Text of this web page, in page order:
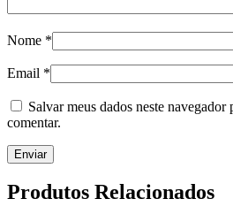
Nome *
Email *
Salvar meus dados neste
comentar.
Produtos Relacionados